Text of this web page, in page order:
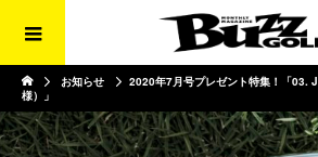
お知らせ
2020年7月号プレゼント特集！「03.
様）」